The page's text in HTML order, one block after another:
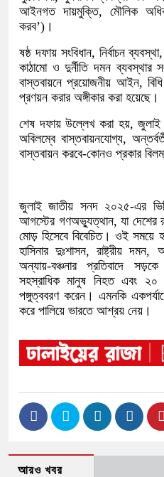
আইনগত দায়মুক্তি, মৌলিক
করব’)।
ষষ্ঠ দফায় সংবিধান, নির্বাচন
কাঠামো ও দুর্নীতি দমন ব্যবস্থার
বাস্তবায়নে প্রয়োজনীয় আইন,
প্রণয়ন করার অঙ্গীকার করা হয়েছে।
শেষ দফায় উল্লেখ করা হয়,
অবিলম্বে বাস্তবায়নযোগ্য,
বাস্তবায়ন করবে-কোনও প্রকার
জুলাই জাতীয় সনদ ২০২৫-এর
আগস্টের গণঅভ্যুত্থান, যা দেশের
মোড় হিসেবে বিবেচিত। ওই সময়ে
হাসিনার দুঃশাসন, রাষ্ট্রীয়
অন্যায়-বঞ্চনার প্রতিবাদে
সহস্রাধিক মানুষ নিহত এবং
পঙ্গুত্ববরণ করেন। এমনকি
করে পালিয়ে ভারতে আশ্রয় নেয়।
আরও খবর